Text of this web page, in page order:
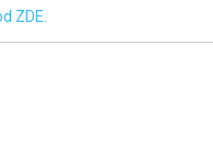
ZDE.